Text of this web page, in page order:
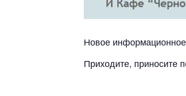
Новое
Приходите, приносите